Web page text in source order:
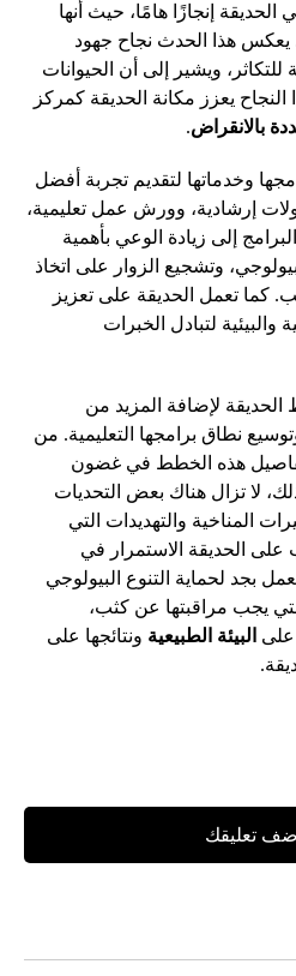
إنجازًا هامًا، حيث أنها
يعكس هذا الحدث نجاح جهود
للتكاثر، ويشير إلى أن الحيوانات
النجاح يعزز مكانة الحديقة كمركز
بالانقراض.
وخدماتها لتقديم تجربة أفضل
إرشادية، وورش عمل تعليمية،
إلى زيادة الوعي بأهمية
وتشجيع الزوار على اتخاذ
كما تعمل الحديقة على تعزيز
لتبادل الخبرات
لإضافة المزيد من
وتوسيع نطاق برامجها التعليمية. من
تفاصيل هذه الخطط في غضون
لا تزال هناك بعض التحديات
المناخية والتهديدات التي
على الحديقة الاستمرار في
بجد لحماية التنوع البيولوجي
يجب مراقبتها عن كثب،
على البيئة الطبيعية ونتائجها على
اضف تعليقك